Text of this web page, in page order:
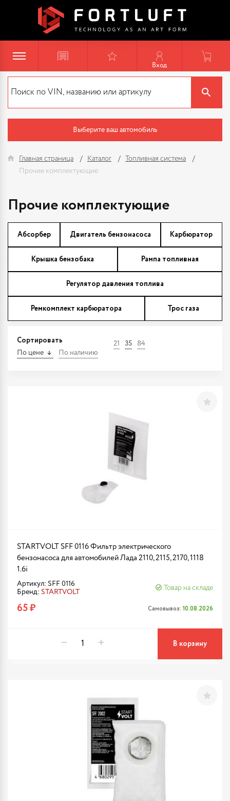
Вход
Выберите ваш автомобиль
Главная страница Каталог
Топливная система
Прочие комплектующие
Прочие комплектующие
Абсорбер Двигатель бензонасоса Карбюратор
Крышка бензобака Рампа топливная
Регулятор давления топлива
Ремкомплект карбюратора Трос газа
Сортировать
По цене По наличию
21 35 84
STARTVOLT SFF 0116 Фильтр электрического
бензонасоса для автомобилей Лада 2110, 2115, 2170, 1118
1.6i
Артикул: SFF 0116
Бренд: STARTVOLT
Товар на складе
65 ₽ Самовывоз: 10.08.2026
В корзину